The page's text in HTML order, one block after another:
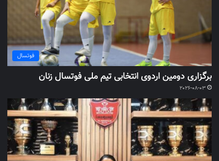
فوتسال
برگزاری دومین اردوی انتخابی تیم ملی فوتسال زنان
2026-08-03